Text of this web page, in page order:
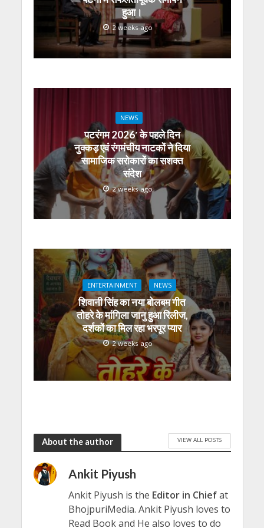
हुआ।
2 weeks ago
NEWS
पटरंगम 2026′ के पहले दिन
नुक्कड़ एवं रंगमंचीय नाटकों ने दिया
सामाजिक सरोकारों का सशक्त
संदेश
2 weeks ago
ENTERTAINMENT NEWS
शिवानी सिंह का नया बोलबम गीत
तोहरे के मांगिला जानु हुआ रिलीज,
दर्शकों का मिल रहा भरपूर प्यार
2 weeks ago
About the author VIEW ALL POSTS
Ankit Piyush
Ankit Piyush is the Editor in Chiefat
BhojpuriMedia. Ankit Piyush loves to
Read Book and He also loves to do